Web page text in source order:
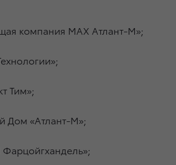
компания МАХ Атлант-М»;
Тим»;
Дом «Атлант-М»;